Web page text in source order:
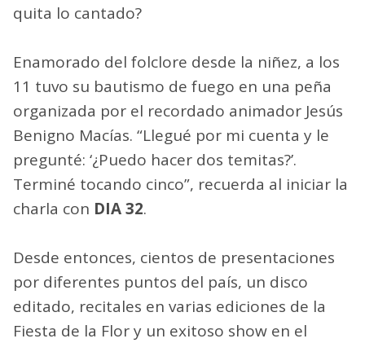
quita lo cantado?
Enamorado del folclore desde la niñez, a los
11 tuvo su bautismo de fuego en una peña
organizada por el recordado animador Jesús
Benigno Macías. “Llegué por mi cuenta y le
pregunté: ‘¿Puedo hacer dos temitas?’.
Terminé tocando cinco”, recuerda al iniciar la
charla con DIA 32.
Desde entonces, cientos de presentaciones
por diferentes puntos del país, un disco
editado, recitales en varias ediciones de la
Fiesta de la Flor y un exitoso show en el